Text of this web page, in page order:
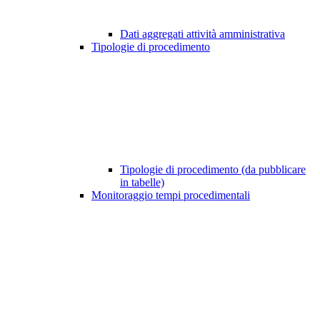
Dati aggregati attività amministrativa
Tipologie di procedimento
Tipologie di procedimento (da pubblicare
in tabelle)
Monitoraggio tempi procedimentali